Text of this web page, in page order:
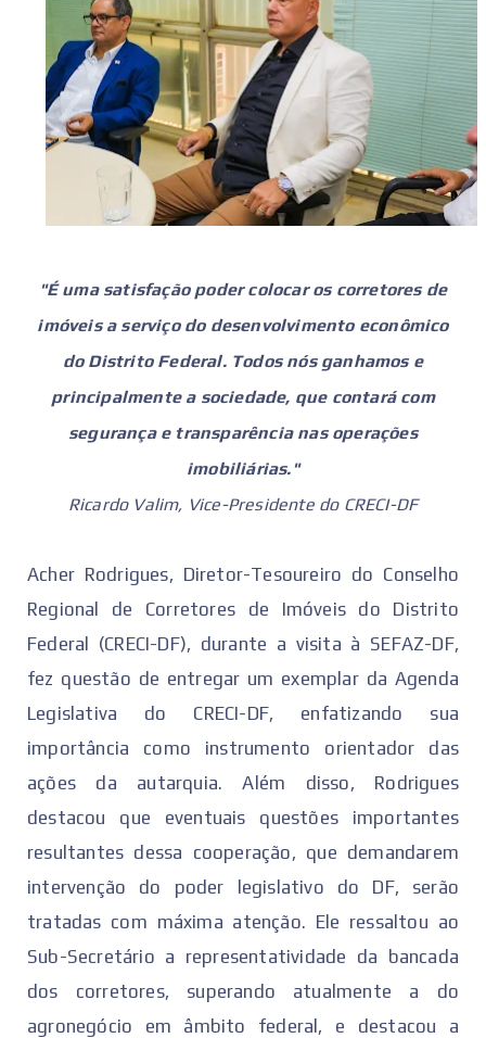
"É uma satisfação poder colocar os corretores de
imóveis a serviço do desenvolvimento econômico
do Distrito Federal. Todos nós ganhamos e
principalmente a sociedade, que contará com
segurança e transparência nas operações
imobiliárias."
Ricardo Valim, Vice-Presidente do CRECI-DF
Acher Rodrigues, Diretor-Tesoureiro do Conselho
Regional de Corretores de Imóveis do Distrito
Federal (CRECI-DF), durante a visita à SEFAZ-DF,
fez questão de entregar um exemplar da Agenda
Legislativa do CRECI-DF, enfatizando sua
importância como instrumento orientador das
ações da autarquia. Além disso, Rodrigues
destacou que eventuais questões importantes
resultantes dessa cooperação, que demandarem
intervenção do poder legislativo do DF, serão
tratadas com máxima atenção. Ele ressaltou ao
Sub-Secretário a representatividade da bancada
dos corretores, superando atualmente a do
agronegócio em âmbito federal, e destacou a